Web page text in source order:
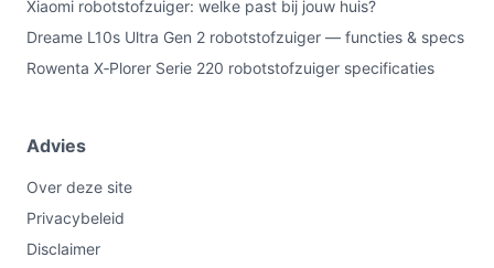
Xiaomi robotstofzuiger: welke past bij jouw huis?
Dreame L10s Ultra Gen 2 robotstofzuiger — functies & specs
Rowenta X‑Plorer Serie 220 robotstofzuiger specificaties
Advies
Over deze site
Privacybeleid
Disclaimer